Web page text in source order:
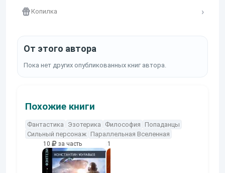
Копилка
От этого автора
Пока нет других опубликованных книг автора.
Похожие книги
Фантастика Эзотерика Философия
Попаданцы
Сильный персонаж Параллельная Вселенная
10 за часть 10